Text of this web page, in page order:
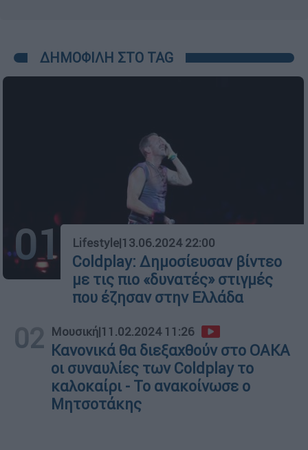
ΔΗΜΟΦΙΛΗ ΣΤΟ TAG
01 Lifestyle|13.06.2024 22:00
Coldplay: Δημοσίευσαν βίντεο
με τις πιο «δυνατές» στιγμές
που έζησαν στην Ελλάδα
02 Μουσική|11.02.2024 11:26
Κανονικά θα διεξαχθούν στο ΟΑΚΑ
οι συναυλίες των Coldplay το
καλοκαίρι - Το ανακοίνωσε ο
Μητσοτάκης